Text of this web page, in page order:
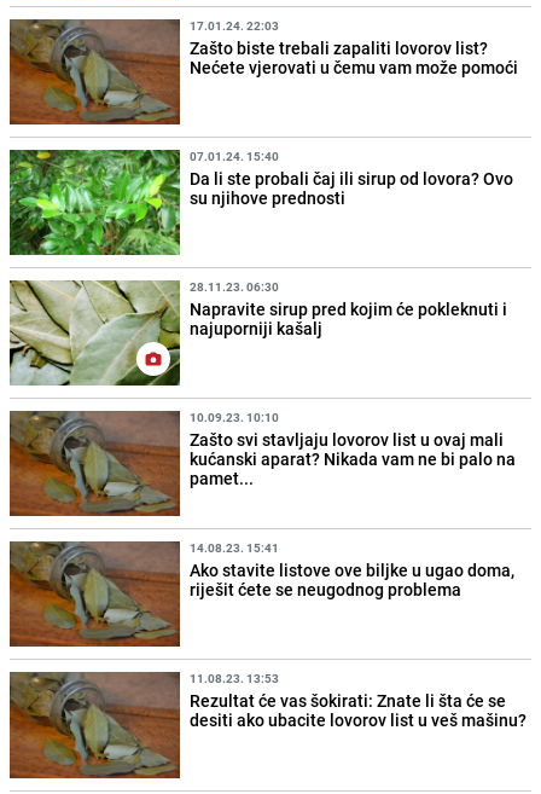
17.01.24. 22:03
Zašto biste trebali zapaliti lovorov list?
Nećete vjerovati u čemu vam može pomoći
07.01.24. 15:40
Da li ste probali čaj ili sirup od lovora? Ovo
su njihove prednosti
28.11.23. 06:30
Napravite sirup pred kojim će pokleknuti i
najuporniji kašalj
10.09.23. 10:10
Zašto svi stavljaju lovorov list u ovaj mali
kućanski aparat? Nikada vam ne bi palo na
pamet...
14.08.23. 15:41
Ako stavite listove ove biljke u ugao doma,
riješit ćete se neugodnog problema
11.08.23. 13:53
Rezultat će vas šokirati: Znate li šta će se
desiti ako ubacite lovorov list u veš mašinu?